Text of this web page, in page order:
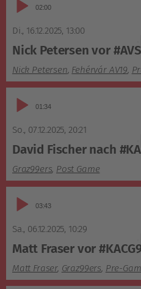
Audio-02:00
Di., 16.12.2025, 13:00
Nick Petersen vor
Nick Petersen, Fehérvár AV19,
Audio-01:34
So., 07.12.2025, 20:21
David Fischer nach
Graz99ers, Post Game
Audio-03:43
Sa., 06.12.2025, 10:29
Matt Fraser vor
Matt Fraser, Graz99ers, Pre-